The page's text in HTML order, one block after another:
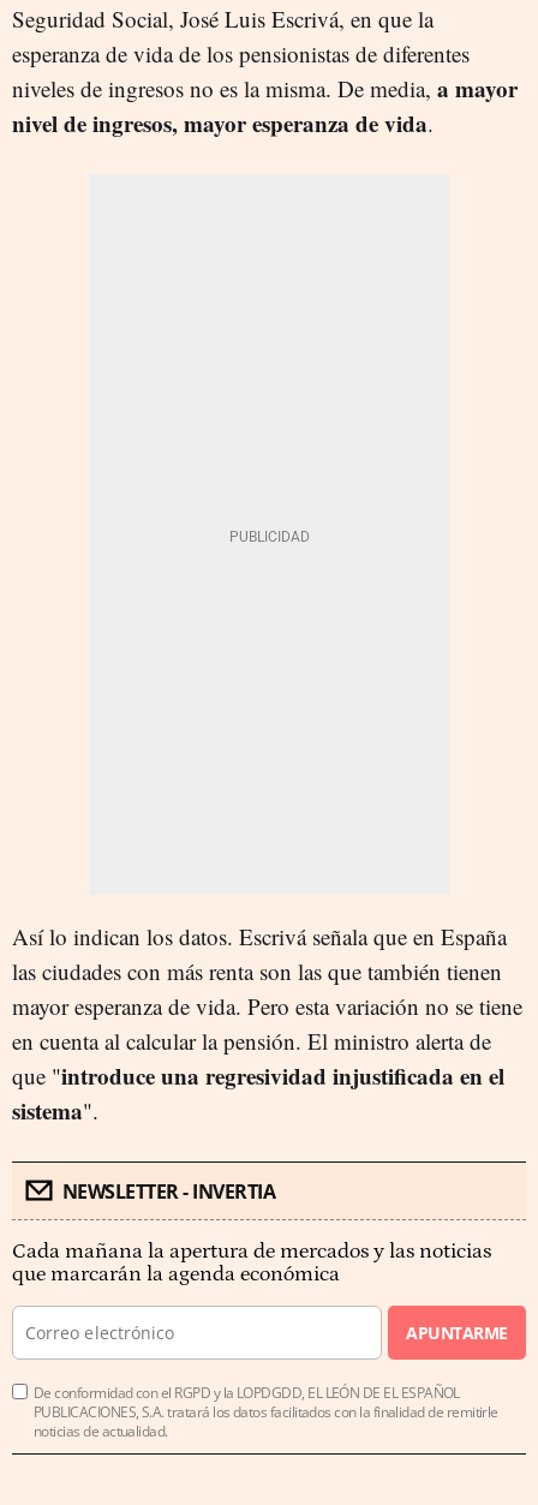
Seguridad Social, José Luis Escrivá, en que la
esperanza de vida de los pensionistas de diferentes
niveles de ingresos no es la misma. De media, a mayor
nivel de ingresos, mayor esperanza de vida.
Así lo indican los datos. Escrivá señala que en España
las ciudades con más renta son las que también tienen
mayor esperanza de vida. Pero esta variación no se tiene
en cuenta al calcular la pensión. El ministro alerta de
que "introduce una regresividad injustificada en el
sistema".
NEWSLETTER - INVERTIA
Cada mañana la apertura de mercados y las noticias
que marcarán la agenda económica
APUNTARME
De conformidad con el RGPD y la LOPDGDD, EL LEÓN DE EL ESPAÑOL
PUBLICACIONES, S.A. tratará los datos facilitados con la finalidad de remitirle
noticias de actualidad.